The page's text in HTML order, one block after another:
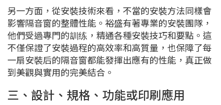
另一方面，從安裝技術來看，不當的安裝方法同樣會
影響隔音窗的整體性能。裕盛有著專業的安裝團隊，
他們受過專門的訓练，精通各種安裝技巧和要點。這
不僅保證了安裝過程的高效率和高質量，也保障了每
一扇安裝后的隔音窗都能發揮出應有的性能，真正做
到美觀與實用的完美結合。
三、設計、規格、功能或印刷應用